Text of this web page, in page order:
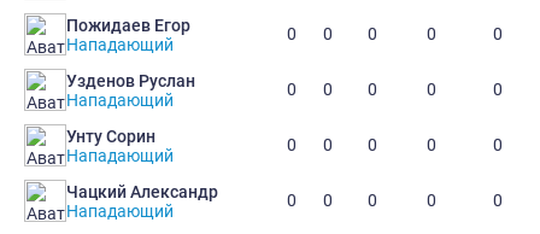
Пожидаев Егор
Нападающий
0 0 0 0 0
Узденов Руслан
Нападающий
0 0 0 0 0
Унту Сорин
Нападающий
0 0 0 0 0
Чацкий Александр
Нападающий
0 0 0 0 0